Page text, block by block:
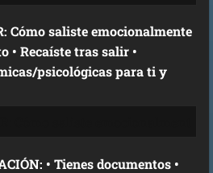
Cómo saliste emocionalmente
• Recaíste tras salir •
psicológicas para ti y
•